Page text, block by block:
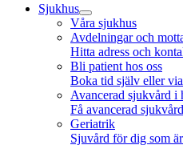
Sjukhus
Våra sjukhus
Avdelningar och
Hitta adress och
Bli patient hos oss
Boka tid själv eller
Avancerad sjukvård i
Få avancerad
Geriatrik
Sjuvård för dig som